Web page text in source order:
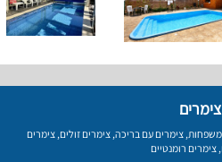
צימרים
, צימרים עם בריכה, צימרים זולים, צימרים
,צימרים רומנטיים